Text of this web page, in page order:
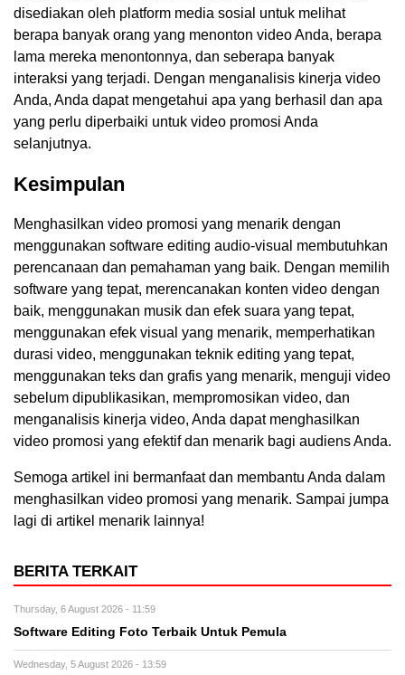
disediakan oleh platform media sosial untuk melihat
berapa banyak orang yang menonton video Anda, berapa
lama mereka menontonnya, dan seberapa banyak
interaksi yang terjadi. Dengan menganalisis kinerja video
Anda, Anda dapat mengetahui apa yang berhasil dan apa
yang perlu diperbaiki untuk video promosi Anda
selanjutnya.
Kesimpulan
Menghasilkan video promosi yang menarik dengan
menggunakan software editing audio-visual membutuhkan
perencanaan dan pemahaman yang baik. Dengan memilih
software yang tepat, merencanakan konten video dengan
baik, menggunakan musik dan efek suara yang tepat,
menggunakan efek visual yang menarik, memperhatikan
durasi video, menggunakan teknik editing yang tepat,
menggunakan teks dan grafis yang menarik, menguji video
sebelum dipublikasikan, mempromosikan video, dan
menganalisis kinerja video, Anda dapat menghasilkan
video promosi yang efektif dan menarik bagi audiens Anda.
Semoga artikel ini bermanfaat dan membantu Anda dalam
menghasilkan video promosi yang menarik. Sampai jumpa
lagi di artikel menarik lainnya!
BERITA TERKAIT
Thursday, 6 August 2026 - 11:59
Software Editing Foto Terbaik Untuk Pemula
Wednesday, 5 August 2026 - 13:59